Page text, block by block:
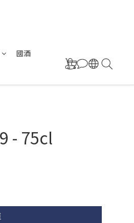
國酒
- 75cl